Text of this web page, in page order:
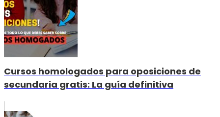
Cursos homologados para oposiciones de
secundaria gratis: La guía definitiva